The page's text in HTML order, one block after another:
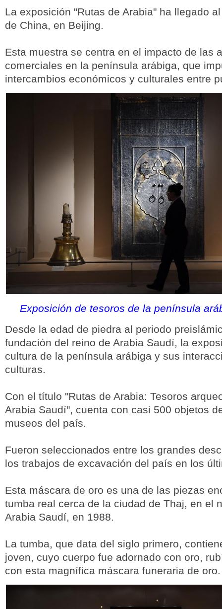
La exposición "Rutas de Arabia" ha llegado
de China, en Beijing.
Esta muestra se centra en el impacto de las
comerciales en la península arábiga, que
intercambios económicos y culturales entre
Exposición de tesoros de la península
Desde la edad de piedra al periodo
fundación del reino de Arabia Saudí, la
cultura de la península arábiga y sus
culturas.
Con el título "Rutas de Arabia: Tesoros
Arabia Saudí", cuenta con casi 500 objetos
museos del país.
Fueron seleccionados entre los grandes
los trabajos de excavación del país en los
Esta máscara de oro es una de las piezas
tumba real cerca de la ciudad de Thaj, en el
Arabia Saudí, en 1988.
La tumba, que data del siglo primero,
joven, cuyo cuerpo fue adornado con oro,
con esta magnífica máscara funeraria de oro.